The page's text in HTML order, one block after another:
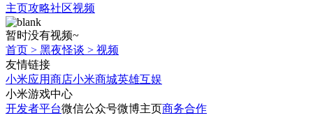
主页攻略社区视频
暂时没有视频~
首页 > 黑夜怪谈 > 视频
友情链接
小米应用商店小米商城英雄互娱
小米游戏中心
开发者平台微信公众号微博主页商务合作